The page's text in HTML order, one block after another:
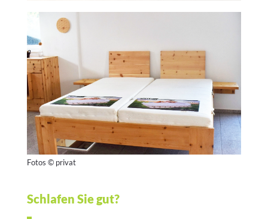
Fotos © privat
Schlafen Sie gut?